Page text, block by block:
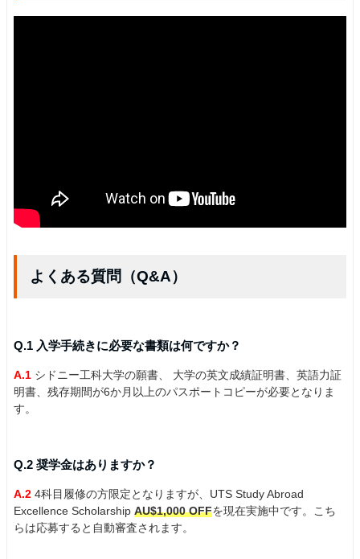
よくある質問（Q&A）
Q.1 入学手続きに必要な書類は何ですか？
A.1 シドニー工科大学の願書、 大学の英文成績証明書、英語力証
明書、残存期間が6か月以上のパスポートコピーが必要となりま
す。
Q.2 奨学金はありますか？
A.2 4科目履修の方限定となりますが、UTS Study Abroad
Excellence Scholarship AU$1,000 OFFを現在実施中です。こち
らは応募すると自動審査されます。